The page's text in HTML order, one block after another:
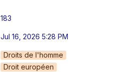
183
Jul 16, 2026 5:28 PM
Droits de l'homme
Droit européen